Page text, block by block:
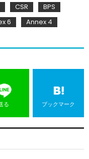
CSR
BPS
6 Annex 4
る ブックマーク